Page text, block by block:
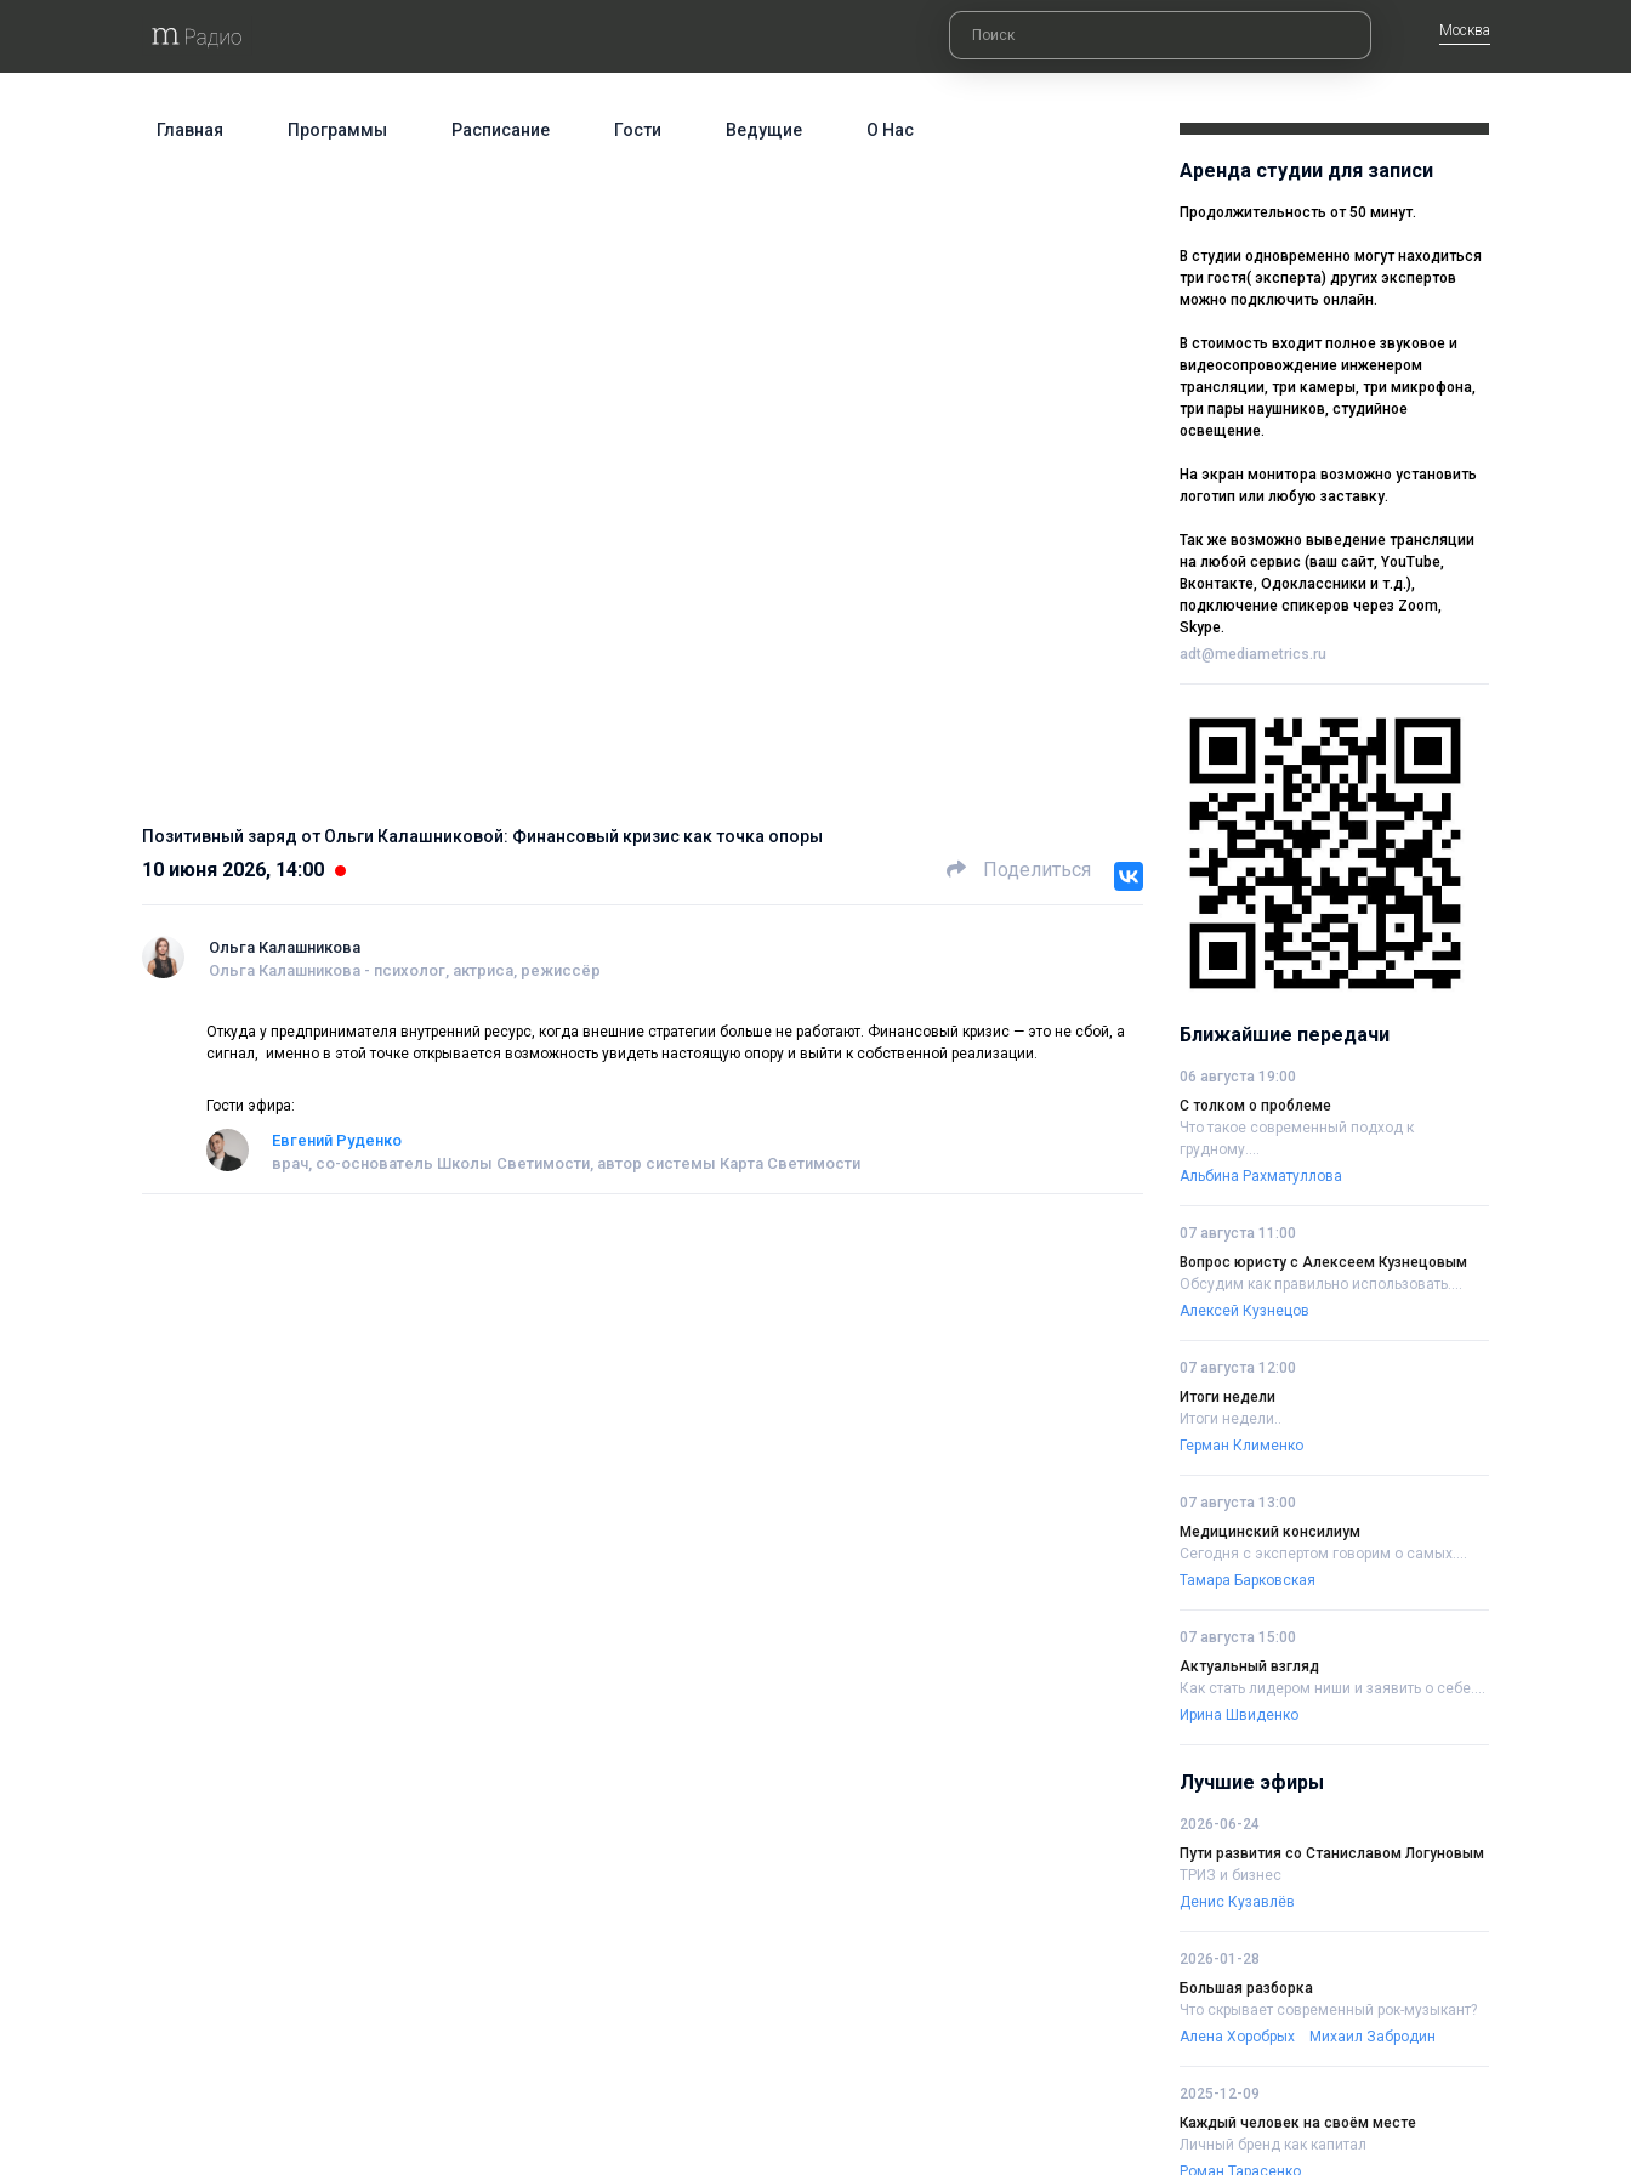
Москва
Главная Программы Расписание Гости Ведущие О Нас
Позитивный заряд от Ольги Калашниковой: Финансовый кризис как точка опоры
10 июня 2026, 14:00 Поделиться
Ольга Калашникова
Ольга Калашникова - психолог, актриса, режиссёр
Откуда у предпринимателя внутренний ресурс, когда внешние стратегии больше не работают. Финансовый кризис — это не сбой, а
сигнал, именно в этой точке открывается возможность увидеть настоящую опору и выйти к собственной реализации.
Гости эфира:
Евгений Руденко
врач, со-основатель Школы Светимости, автор системы Карта Светимости
Аренда студии для записи
Продолжительность от 50 минут.
В студии одновременно могут находиться
три гостя( эксперта) других экспертов
можно подключить онлайн.
В стоимость входит полное звуковое и
видеосопровождение инженером
трансляции, три камеры, три микрофона,
три пары наушников, студийное
освещение.
На экран монитора возможно установить
логотип или любую заставку.
Так же возможно выведение трансляции
на любой сервис (ваш сайт, YouTube,
Вконтакте, Одоклассники и т.д.),
подключение спикеров через Zoom,
Skype.
adt@mediametrics.ru
Ближайшие передачи
06 августа 19:00
С толком о проблеме
Что такое современный подход к
грудному....
Альбина Рахматуллова
07 августа 11:00
Вопрос юристу с Алексеем Кузнецовым
Обсудим как правильно использовать....
Алексей Кузнецов
07 августа 12:00
Итоги недели
Итоги недели..
Герман Клименко
07 августа 13:00
Медицинский консилиум
Сегодня с экспертом говорим о самых....
Тамара Барковская
07 августа 15:00
Актуальный взгляд
Как стать лидером ниши и заявить о себе....
Ирина Швиденко
Лучшие эфиры
2026-06-24
Пути развития со Станиславом Логуновым
ТРИЗ и бизнес
Денис Кузавлёв
2026-01-28
Большая разборка
Что скрывает современный рок-музыкант?
Алена Хоробрых
Михаил Забродин
2025-12-09
Каждый человек на своём месте
Личный бренд как капитал
Роман Тарасенко